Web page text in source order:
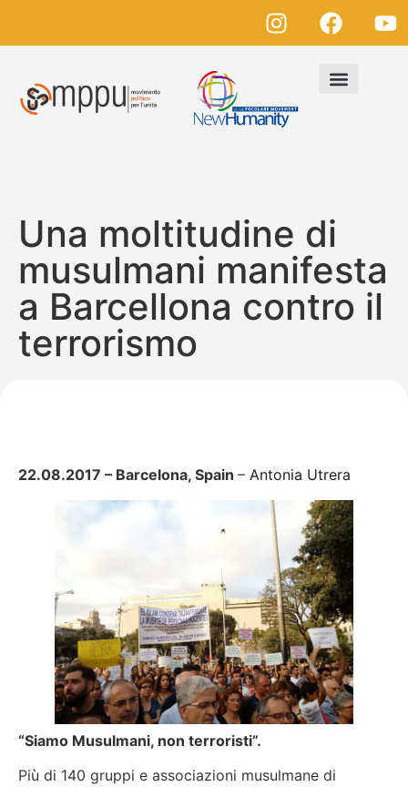
Una moltitudine di
musulmani manifesta
a Barcellona contro il
terrorismo
22.08.2017 – Barcelona, Spain – Antonia Utrera
“Siamo Musulmani, non terroristi”.
Più di 140 gruppi e associazioni musulmane di